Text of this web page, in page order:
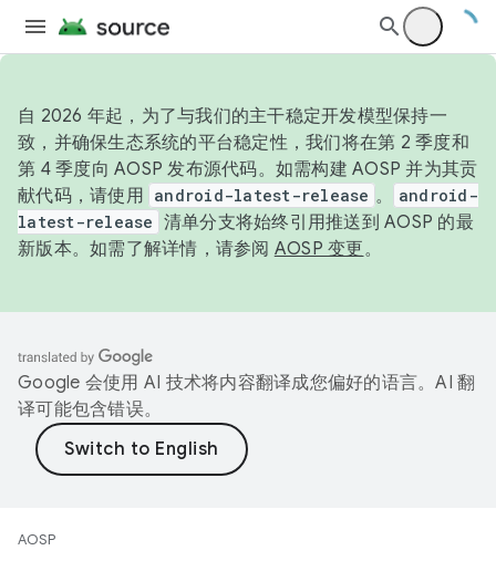
自 2026 年起，为了与我们的主干稳定开发模型保持一
致，并确保生态系统的平台稳定性，我们将在第 2 季度和
第 4 季度向 AOSP 发布源代码。如需构建 AOSP 并为其贡
献代码，请使用 android-latest-release 。
android-
latest-release 清单分支将始终引用推送到 AOSP 的最
新版本。如需了解详情，请参阅 AOSP 变更。
Google 会使用 AI 技术将内容翻译成您偏好的语言。AI 翻
译可能包含错误。
AOSP